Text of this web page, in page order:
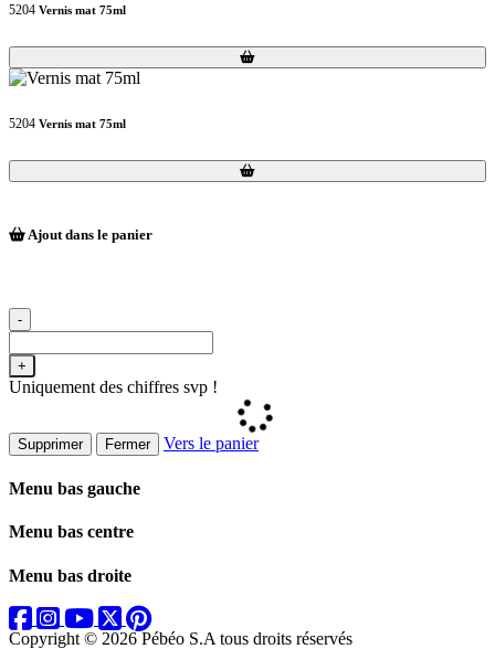
5204 Vernis mat 75ml
Loading...
Loading...
5204 Vernis mat 75ml
Loading...
Loading...
Ajout dans le panier
-
+
Uniquement des chiffres svp !
Supprimer Fermer Vers le panier
Menu bas gauche
Menu bas centre
Menu bas droite
Copyright © 2026 Pébéo S.A tous droits réservés